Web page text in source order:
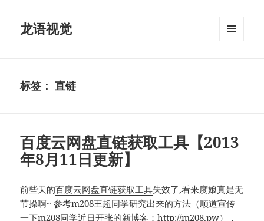
龙语视觉
标签：直链
百度云网盘直链获取工具【2013
年8月11日更新】
前些天的百度云网盘直链获取工具失效了,看来度娘真是无
节操啊~ 参考m208王超同学研究出来的方法（顺道宣传
一下m208同学近日开张的新博客：http://m208.pw），